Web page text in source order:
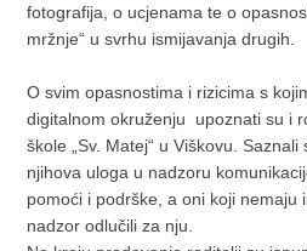
fotografija, o ucjenama te o
mržnje“ u svrhu ismijavanja drugih.
O svim opasnostima i rizicima s
digitalnom okruženju upoznati su i
škole „Sv. Matej“ u Viškovu.
njihova uloga u nadzoru
pomoći i podrške, a oni koji nemaju
nadzor odlučili za nju.